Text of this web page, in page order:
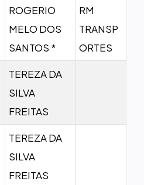
ROGERIO
MELO DOS
SANTOS *
RM
TRANSP
ORTES
TEREZA DA
SILVA
FREITAS
TEREZA DA
SILVA
FREITAS